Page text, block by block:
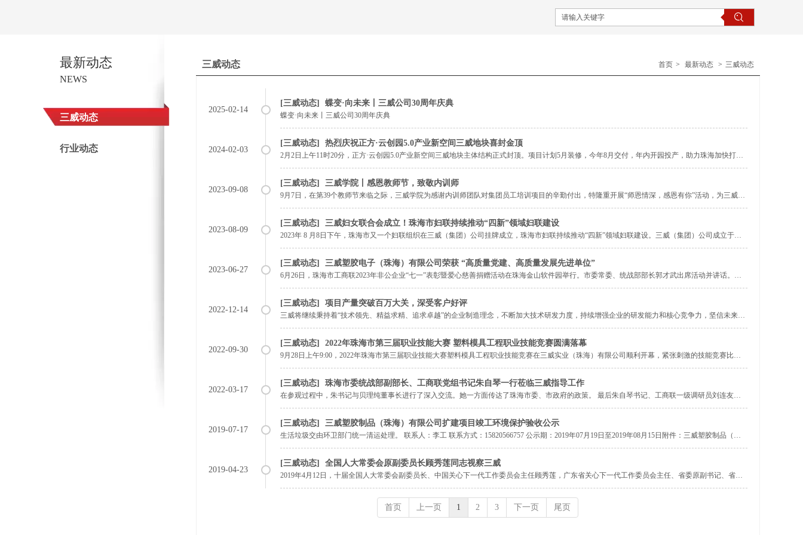
最新动态
NEWS
三威动态
行业动态
三威动态 首页 > 最新动态 > 三威动态
三威动态 蝶变·向未来丨三威公司30周年庆典
2025-02-14
蝶变·向未来丨三威公司30周年庆典
三威动态 热烈庆祝正方·云创园5.0产业新空间三威地块喜封金顶
2024-02-03
2月2日上午11时20分，正方·云创园5.0产业新空间三威地块主体结构正式封顶。项目计划5月装修，今年8月交付，年内开园投产，助力珠海加快打造
智能制造装备产业集群。
三威动态 三威学院丨感恩教师节，致敬内训师
2023-09-08
9月7日，在第39个教师节来临之际，三威学院为感谢内训师团队对集团员工培训项目的辛勤付出，特隆重开展“师恩情深，感恩有你”活动，为三威学
院所有内训讲师送上精心准备的节日礼物和祝福。
三威动态 三威妇女联合会成立！珠海市妇联持续推动“四新”领域妇联建设
2023-08-09
2023年 8 月8日下午，珠海市又一个妇联组织在三威（集团）公司挂牌成立，珠海市妇联持续推动“四新”领域妇联建设。三威（集团）公司成立于
1995年，是一家拥有完整非金属制造产业链的制造型企业。
三威动态 三威塑胶电子（珠海）有限公司荣获 “高质量党建、高质量发展先进单位”
2023-06-27
6月26日，珠海市工商联2023年非公企业“七一”表彰暨爱心慈善捐赠活动在珠海金山软件园举行。市委常委、统战部部长郭才武出席活动并讲话。全
市100余名民营企业家代表参加会议。
三威动态 项目产量突破百万大关，深受客户好评
2022-12-14
三威将继续秉持着“技术领先、精益求精、追求卓越”的企业制造理念，不断加大技术研发力度，持续增强企业的研发能力和核心竞争力，坚信未来会
与博世公司在项目上取得更具突破性的发展。
三威动态 2022年珠海市第三届职业技能大赛 塑料模具工程职业技能竞赛圆满落幕
2022-09-30
9月28日上午9:00，2022年珠海市第三届职业技能大赛塑料模具工程职业技能竞赛在三威实业（珠海）有限公司顺利开幕，紧张刺激的技能竞赛比拼
环节正式拉开了序幕。其中，邓华伟在竞赛中脱颖而出，摘得“第一名”桂冠；
三威动态 珠海市委统战部副部长、工商联党组书记朱自琴一行莅临三威指导工作
2022-03-17
在参观过程中，朱书记与贝理纯董事长进行了深入交流。她一方面传达了珠海市委、市政府的政策。 最后朱自琴书记、工商联一级调研员刘连友同
贝理纯董事长、李沐新总经理、康社仁书记等在三威公司一楼合影留念。
三威动态 三威塑胶制品（珠海）有限公司扩建项目竣工环境保护验收公示
2019-07-17
生活垃圾交由环卫部门统一清运处理。 联系人：李工 联系方式：15820566757 公示期：2019年07月19日至2019年08月15日附件：三威塑胶制品（珠
海）有限公司扩建项目竣工环境保护验收报告（点击查看） .
三威动态 全国人大常委会原副委员长顾秀莲同志视察三威
2019-04-23
2019年4月12日，十届全国人大常委会副委员长、中国关心下一代工作委员会主任顾秀莲，广东省关心下一代工作委员会主任、省委原副书记、省人
大常委会原主任张帼英一行莅临三威集团前山总部考察。
首页 上一页 1 2 3 下一页 尾页